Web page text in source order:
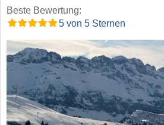
Beste Bewertung:
5 von 5 Sternen